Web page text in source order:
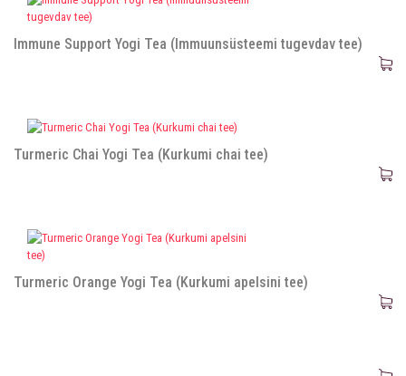
Immune Support Yogi Tea (Immuunsüsteemi tugevdav tee)
Turmeric Chai Yogi Tea (Kurkumi chai tee)
Turmeric Orange Yogi Tea (Kurkumi apelsini tee)